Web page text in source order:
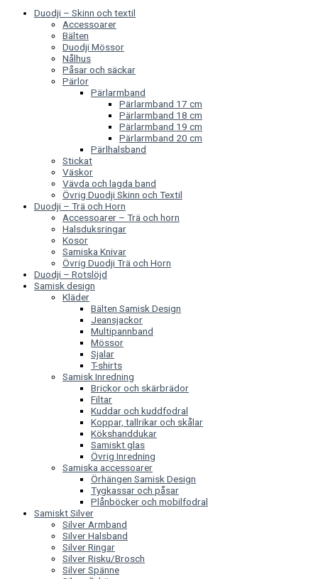
Duodji – Skinn och textil
Accessoarer
Bälten
Duodji Mössor
Nålhus
Påsar och säckar
Pärlor
Pärlarmband
Pärlarmband 17 cm
Pärlarmband 18 cm
Pärlarmband 19 cm
Pärlarmband 20 cm
Pärlhalsband
Stickat
Väskor
Vävda och lagda band
Övrig Duodji Skinn och Textil
Duodji – Trä och Horn
Accessoarer – Trä och horn
Halsduksringar
Kosor
Samiska Knivar
Övrig Duodji Trä och Horn
Duodji – Rotslöjd
Samisk design
Kläder
Bälten Samisk Design
Jeansjackor
Multipannband
Mössor
Sjalar
T-shirts
Samisk Inredning
Brickor och skärbrädor
Filtar
Kuddar och kuddfodral
Koppar, tallrikar och skålar
Kökshanddukar
Samiskt glas
Övrig Inredning
Samiska accessoarer
Örhängen Samisk Design
Tygkassar och påsar
Plånböcker och mobilfodral
Samiskt Silver
Silver Armband
Silver Halsband
Silver Ringar
Silver Risku/Brosch
Silver Spänne